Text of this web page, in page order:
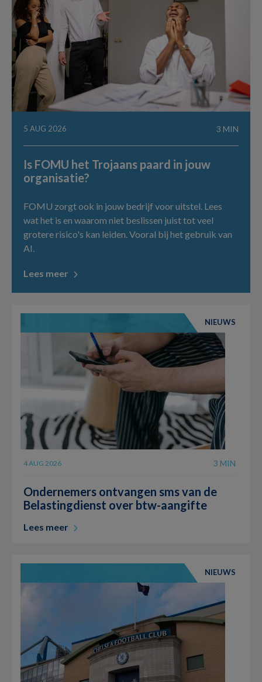
5 AUG 2026 3 MIN
Is FOMU het Trojaans paard in jouw
organisatie?
FOMU zorgt ook in jouw bedrijf voor uitstel. Lees
wat het is en waarom niet beslissen juist tot veel
grotere risico's kan leiden. Vooral bij het gebruik van
AI.
Lees meer
NIEUWS
4 AUG 2026 3 MIN
Ondernemers ontvangen sms van de
Belastingdienst over btw-aangifte
Lees meer
NIEUWS